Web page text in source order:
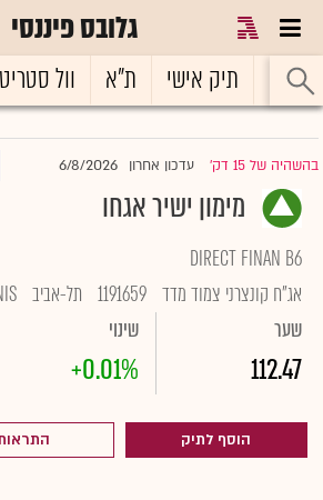
גלובס פיננסי
ראשי תיק אישי ת"א וול סטריט
בהשהיה של 15 דק' |עדכון אחרון 6/8/2026
מימון ישיר אגחו
DIRECT FINAN B6
אג"ח קונצרני צמוד מדד 1191659 תל-אביב
שער
112.47
שינוי
+0.01%
הוסף לתיק